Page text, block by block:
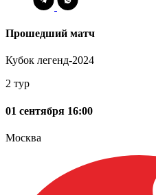
Прошедший матч
Кубок легенд-2024
2 тур
01 сентября 16:00
Москва